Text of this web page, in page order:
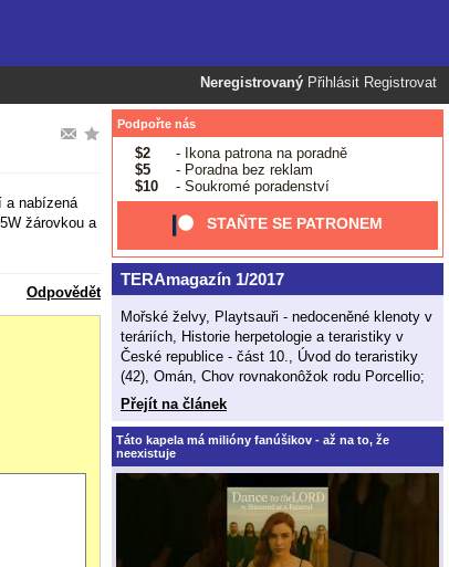
Neregistrovaný Přihlásit Registrovat
a nabízená
žárovkou a
Odpovědět
Podpořte nás
$2
- Ikona patrona na poradně
$5
- Poradna bez reklam
$10
- Soukromé poradenství
STAŇTE SE PATRONEM
TERAmagazín 1/2017
Mořské želvy, Playtsauři - nedoceněné klenoty v
teráriích, Historie herpetologie a teraristiky v
České republice - část 10., Úvod do teraristiky
(42), Omán, Chov rovnakonôžok rodu Porcellio;
Přejít na článek
Táto kapela má milióny fanúšikov - až na to, že
neexistuje